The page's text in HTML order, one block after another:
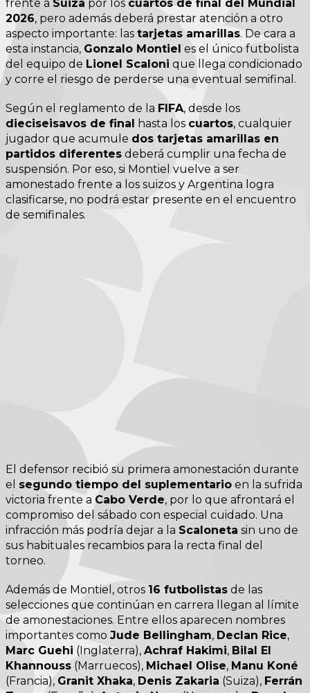
frente a Suiza por los cuartos de final del Mundial
2026, pero además deberá prestar atención a otro
aspecto importante: las tarjetas amarillas. De cara a
esta instancia, Gonzalo Montiel es el único futbolista
del equipo de Lionel Scaloni que llega condicionado
y corre el riesgo de perderse una eventual semifinal.
Según el reglamento de la FIFA, desde los
dieciseisavos de final hasta los cuartos, cualquier
jugador que acumule dos tarjetas amarillas en
partidos diferentes deberá cumplir una fecha de
suspensión. Por eso, si Montiel vuelve a ser
amonestado frente a los suizos y Argentina logra
clasificarse, no podrá estar presente en el encuentro
de semifinales.
El defensor recibió su primera amonestación durante
el segundo tiempo del suplementario en la sufrida
victoria frente a Cabo Verde, por lo que afrontará el
compromiso del sábado con especial cuidado. Una
infracción más podría dejar a la Scaloneta sin uno de
sus habituales recambios para la recta final del
torneo.
Además de Montiel, otros 16 futbolistas de las
selecciones que continúan en carrera llegan al límite
de amonestaciones. Entre ellos aparecen nombres
importantes como Jude Bellingham, Declan Rice,
Marc Guehi (Inglaterra), Achraf Hakimi, Bilal El
Khannouss (Marruecos), Michael Olise, Manu Koné
(Francia), Granit Xhaka, Denis Zakaria (Suiza), Ferrán